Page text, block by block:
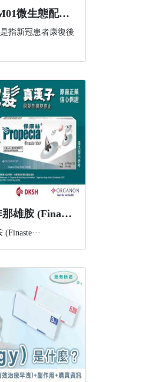
中大醫學院研發的SIM01微生態配方有效紓緩新冠後遺症 研究結果剛發表於國際權威醫學期刊 《刺針傳染病學》
指新冠患者康復後
​保康絲 (Propecia) / 非那雄胺 (Finasteride) 是什麼？功效、副作用與購買資訊一文講解